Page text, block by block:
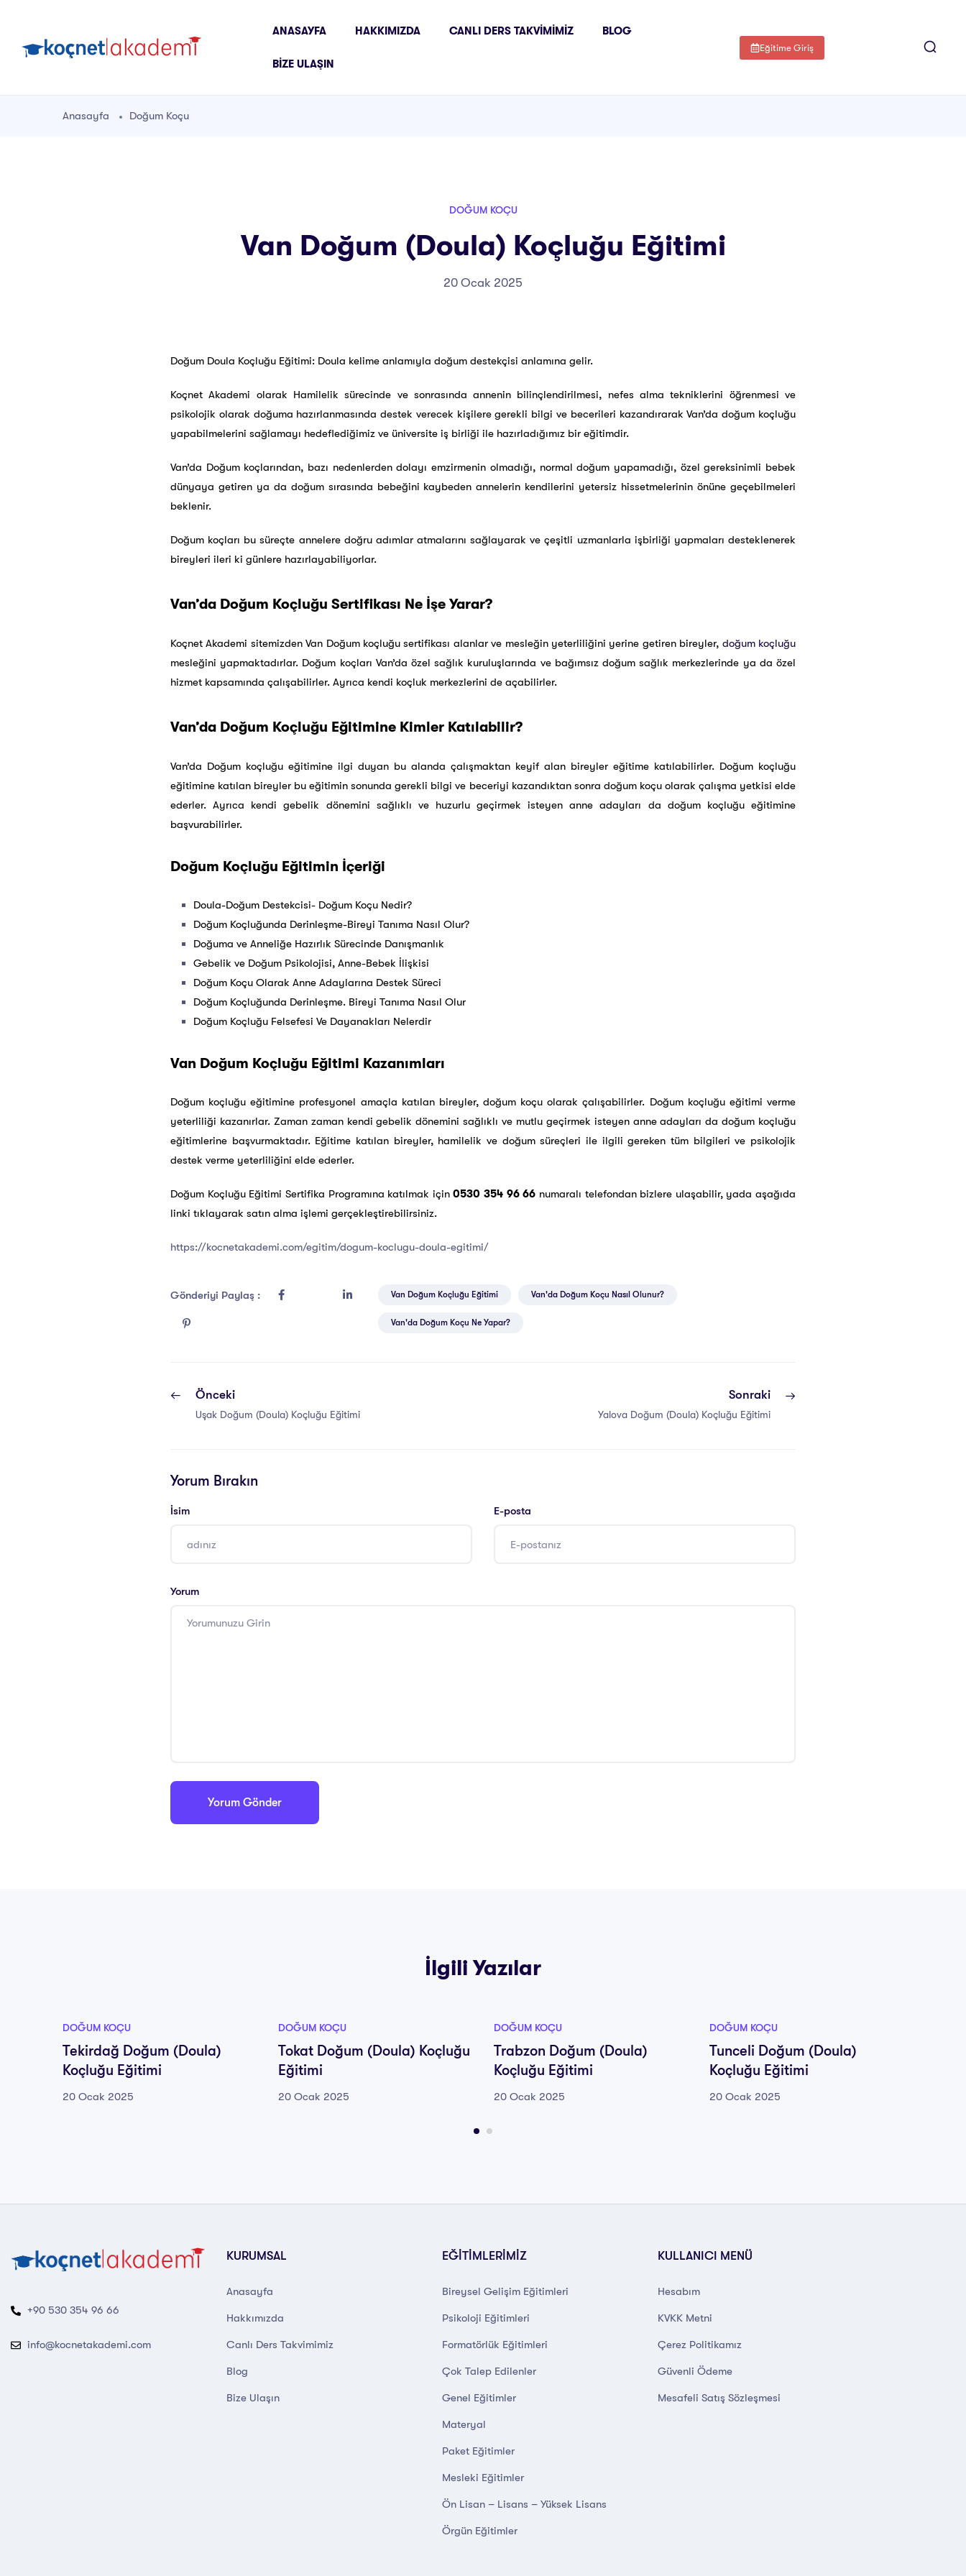
ANASAYFA HAKKIMIZDA CANLI DERS TAKVIMIMIZ BLOG
BIZE ULAŞIN
Eğitime Giriş
Anasayfa Doğum Koçu
DOĞUM KOÇU
Van Doğum (Doula) Koçluğu Eğitimi
20 Ocak 2025
Doğum Doula Koçluğu Eğitimi: Doula kelime anlamıyla doğum destekçisi anlamına gelir.
Koçnet Akademi olarak Hamilelik sürecinde ve sonrasında annenin bilinçlendirilmesi, nefes alma tekniklerini öğrenmesi ve
psikolojik olarak doğuma hazırlanmasında destek verecek kişilere gerekli bilgi ve becerileri kazandırarak Van’da doğum koçluğu
yapabilmelerini sağlamayı hedeflediğimiz ve üniversite iş birliği ile hazırladığımız bir eğitimdir.
Van’da Doğum koçlarından, bazı nedenlerden dolayı emzirmenin olmadığı, normal doğum yapamadığı, özel gereksinimli bebek
dünyaya getiren ya da doğum sırasında bebeğini kaybeden annelerin kendilerini yetersiz hissetmelerinin önüne geçebilmeleri
beklenir.
Doğum koçları bu süreçte annelere doğru adımlar atmalarını sağlayarak ve çeşitli uzmanlarla işbirliği yapmaları desteklenerek
bireyleri ileri ki günlere hazırlayabiliyorlar.
Van’da Doğum Koçluğu Sertifikası Ne İşe Yarar?
Koçnet Akademi sitemizden Van Doğum koçluğu sertifikası alanlar ve mesleğin yeterliliğini yerine getiren bireyler, doğum koçluğu
mesleğini yapmaktadırlar. Doğum koçları Van’da özel sağlık kuruluşlarında ve bağımsız doğum sağlık merkezlerinde ya da özel
hizmet kapsamında çalışabilirler. Ayrıca kendi koçluk merkezlerini de açabilirler.
Van’da Doğum Koçluğu Eğitimine Kimler Katılabilir?
Van’da Doğum koçluğu eğitimine ilgi duyan bu alanda çalışmaktan keyif alan bireyler eğitime katılabilirler. Doğum koçluğu
eğitimine katılan bireyler bu eğitimin sonunda gerekli bilgi ve beceriyi kazandıktan sonra doğum koçu olarak çalışma yetkisi elde
ederler. Ayrıca kendi gebelik dönemini sağlıklı ve huzurlu geçirmek isteyen anne adayları da doğum koçluğu eğitimine
başvurabilirler.
Doğum Koçluğu Eğitimin İçeriği
Doula-Doğum Destekcisi- Doğum Koçu Nedir?
Doğum Koçluğunda Derinleşme-Bireyi Tanıma Nasıl Olur?
Doğuma ve Anneliğe Hazırlık Sürecinde Danışmanlık
Gebelik ve Doğum Psikolojisi, Anne-Bebek İlişkisi
Doğum Koçu Olarak Anne Adaylarına Destek Süreci
Doğum Koçluğunda Derinleşme. Bireyi Tanıma Nasıl Olur
Doğum Koçluğu Felsefesi Ve Dayanakları Nelerdir
Van Doğum Koçluğu Eğitimi Kazanımları
Doğum koçluğu eğitimine profesyonel amaçla katılan bireyler, doğum koçu olarak çalışabilirler. Doğum koçluğu eğitimi verme
yeterliliği kazanırlar. Zaman zaman kendi gebelik dönemini sağlıklı ve mutlu geçirmek isteyen anne adayları da doğum koçluğu
eğitimlerine başvurmaktadır. Eğitime katılan bireyler, hamilelik ve doğum süreçleri ile ilgili gereken tüm bilgileri ve psikolojik
destek verme yeterliliğini elde ederler.
Doğum Koçluğu Eğitimi Sertifika Programına katılmak için0530 354 96 66 numaralı telefondan bizlere ulaşabilir, yada aşağıda
linki tıklayarak satın alma işlemi gerçekleştirebilirsiniz.
https://kocnetakademi.com/egitim/dogum-koclugu-doula-egitimi/
Gönderiyi Paylaş : Van Doğum Koçluğu Eğitimi Van'da Doğum Koçu Nasıl Olunur?
Van'da Doğum Koçu Ne Yapar?
Önceki
Uşak Doğum (Doula) Koçluğu Eğitimi
Sonraki
Yalova Doğum (Doula) Koçluğu Eğitimi
Yorum Bırakın
İsim E-posta
Yorum
İlgili Yazılar
DOĞUM KOÇU
Tekirdağ Doğum (Doula)
Koçluğu Eğitimi
20 Ocak 2025
DOĞUM KOÇU
Tokat Doğum (Doula) Koçluğu
Eğitimi
20 Ocak 2025
DOĞUM KOÇU
Trabzon Doğum (Doula)
Koçluğu Eğitimi
20 Ocak 2025
DOĞUM KOÇU
Tunceli Doğum (Doula)
Koçluğu Eğitimi
20 Ocak 2025
+90 530 354 96 66
info@kocnetakademi.com
KURUMSAL
Anasayfa
Hakkımızda
Canlı Ders Takvimimiz
Blog
Bize Ulaşın
EĞİTİMLERİMİZ
Bireysel Gelişim Eğitimleri
Psikoloji Eğitimleri
Formatörlük Eğitimleri
Çok Talep Edilenler
Genel Eğitimler
Materyal
Paket Eğitimler
Mesleki Eğitimler
Ön Lisan – Lisans – Yüksek Lisans
Örgün Eğitimler
KULLANICI MENÜ
Hesabım
KVKK Metni
Çerez Politikamız
Güvenli Ödeme
Mesafeli Satış Sözleşmesi